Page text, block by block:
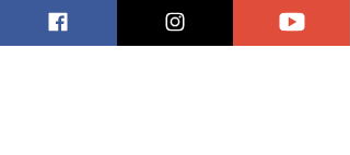
indicado para iniciantes! molde bem
detalhado